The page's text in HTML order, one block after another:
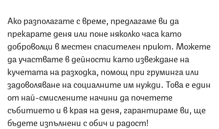
Ако разполагате с време, предлагаме ви да
прекарате деня или поне няколко часа като
доброволци в местен спасителен приют. Можете
да участвате в дейности като извеждане на
кучетата на разходка, помощ при груминга или
задоволяване на социалните им нужди. Това е един
от най-смислените начини да почетете
събитието и в края на деня, гарантираме ви, ще
бъдете изпълнени с обич и радост!